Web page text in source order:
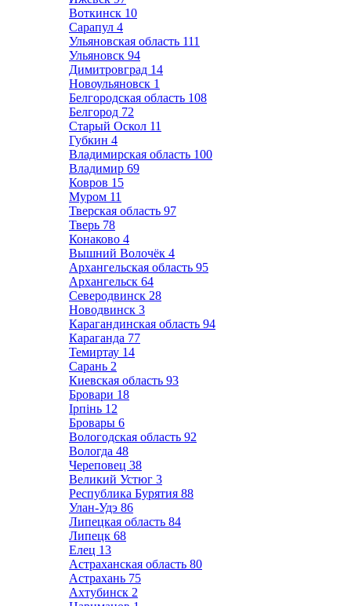
Воткинск 10
Сарапул 4
Ульяновская область 111
Ульяновск 94
Димитровград 14
Новоульяновск 1
Белгородская область 108
Белгород 72
Старый Оскол 11
Губкин 4
Владимирская область 100
Владимир 69
Ковров 15
Муром 11
Тверская область 97
Тверь 78
Конаково 4
Вышний Волочёк 4
Архангельская область 95
Архангельск 64
Северодвинск 28
Новодвинск 3
Карагандинская область 94
Караганда 77
Темиртау 14
Сарань 2
Киевская область 93
Бровари 18
Ірпінь 12
Бровары 6
Вологодская область 92
Вологда 48
Череповец 38
Великий Устюг 3
Республика Бурятия 88
Улан-Удэ 86
Липецкая область 84
Липецк 68
Елец 13
Астраханская область 80
Астрахань 75
Ахтубинск 2